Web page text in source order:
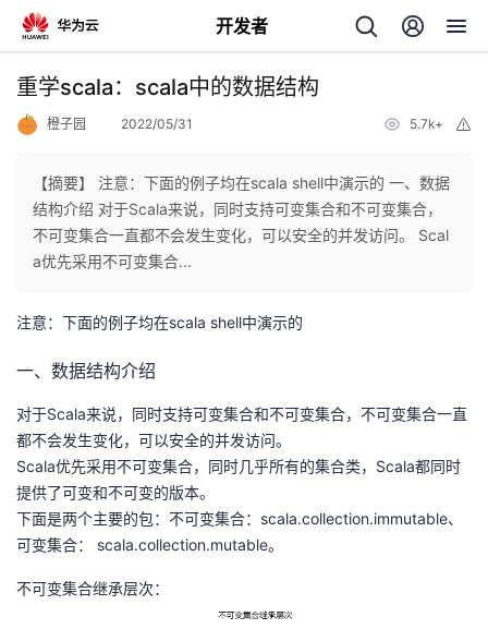
开发者
返
个
人
主
页
我
的
开
发
者
我
重学scala：scala中的数据结构
橙子园 2022/05/31 5.7k+
【摘要】 注意：下面的例子均在scala shell中演示的 一、数据
结构介绍 对于Scala来说，同时支持可变集合和不可变集合，
不可变集合一直都不会发生变化，可以安全的并发访问。 Scal
a优先采用不可变集合...
注意：下面的例子均在scala shell中演示的
一、数据结构介绍
对于Scala来说，同时支持可变集合和不可变集合，不可变集合一直
都不会发生变化，可以安全的并发访问。
Scala优先采用不可变集合，同时几乎所有的集合类，Scala都同时
提供了可变和不可变的版本。
下面是两个主要的包：不可变集合：scala.collection.immutable、
可变集合： scala.collection.mutable。
不可变集合继承层次：